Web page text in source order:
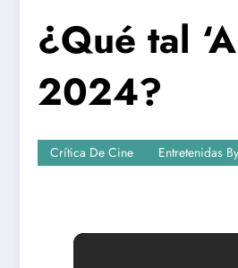
¿Qué tal
2024?
Crítica De Cine Entretenidas